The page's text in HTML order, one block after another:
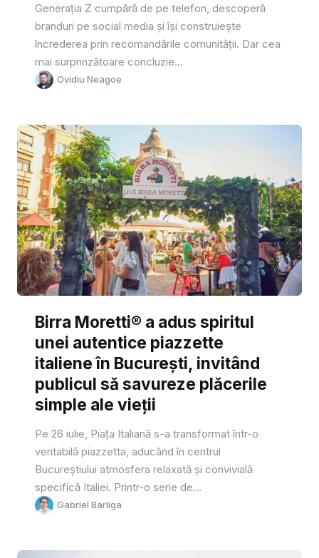
Generația Z cumpără de pe telefon, descoperă
branduri pe social media și își construiește
încrederea prin recomandările comunității. Dar cea
mai surprinzătoare concluzie...
Ovidiu Neagoe
Birra Moretti® a adus spiritul
unei autentice piazzette
italiene în București, invitând
publicul să savureze plăcerile
simple ale vieții
Pe 26 iulie, Piața Italiană s-a transformat într-o
veritabilă piazzetta, aducând în centrul
Bucureștiului atmosfera relaxată și convivială
specifică Italiei. Printr-o serie de...
Gabriel Barliga